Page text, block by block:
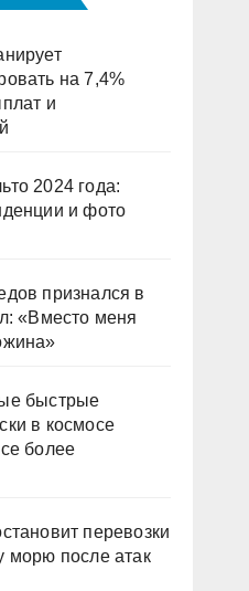
на 7,4%
и
2024 года:
и фото
признался в
«Вместо меня
быстрые
в космосе
более
перевозки
морю после атак